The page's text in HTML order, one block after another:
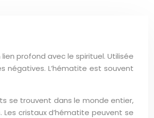
profond avec le spirituel. Utilisée
négatives. L’hématite est souvent
se trouvent dans le monde entier,
cristaux d’hématite peuvent se